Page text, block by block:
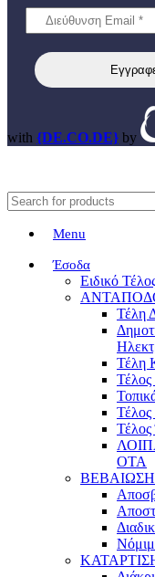
with {DE.CO.DE} by
Menu
Έσοδα
Ειδικό
Τέλη
Τέλη
ΟΤΑ